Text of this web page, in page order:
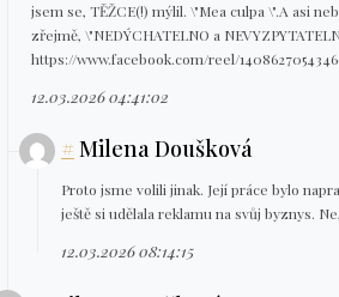
jsem se, TĚŽCE(!) mýlil. \"Mea culpa \".A asi
zřejmě, \"NEDÝCHATELNO a
https://www.facebook.com/reel/
12.03.2026 04:41:02
#Milena Doušková
Proto jsme volili jinak. Její práce bylo
ještě si udělala reklamu na svůj byznys.
12.03.2026 08:14:15